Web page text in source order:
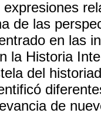
de las
en las
la Historia
del
de